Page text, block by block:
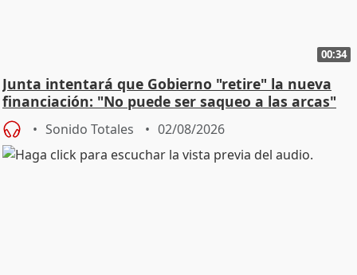
00:34
Junta intentará que Gobierno "retire" la nueva
financiación: "No puede ser saqueo a las arcas"
Sonido Totales 02/08/2026